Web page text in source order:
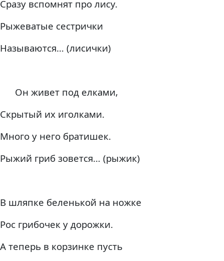
Сразу вспомнят про лису.
Рыжеватые сестрички
Называются… (лисички)
Он живет под елками,
Скрытый их иголками.
Много у него братишек.
Рыжий гриб зовется… (рыжик)
В шляпке беленькой на ножке
Рос грибочек у дорожки.
А теперь в корзинке пусть